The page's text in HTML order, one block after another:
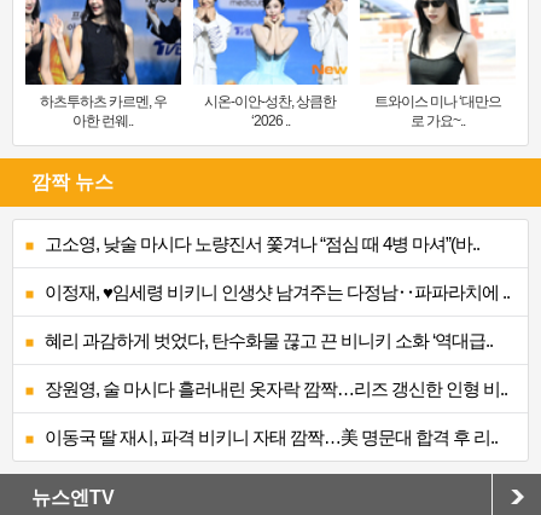
하츠투하츠 카르멘, 우
아한 런웨..
시온-이안-성찬, 상큼한
‘2026 ..
트와이스 미나 ‘대만으
로 가요~..
깜짝 뉴스
고소영, 낮술 마시다 노량진서 쫓겨나 “점심 때 4병 마셔”(바..
이정재, ♥임세령 비키니 인생샷 남겨주는 다정남‥파파라치에 ..
혜리 과감하게 벗었다, 탄수화물 끊고 끈 비니키 소화 ‘역대급..
장원영, 술 마시다 흘러내린 옷자락 깜짝…리즈 갱신한 인형 비..
이동국 딸 재시, 파격 비키니 자태 깜짝…美 명문대 합격 후 리..
뉴스엔TV